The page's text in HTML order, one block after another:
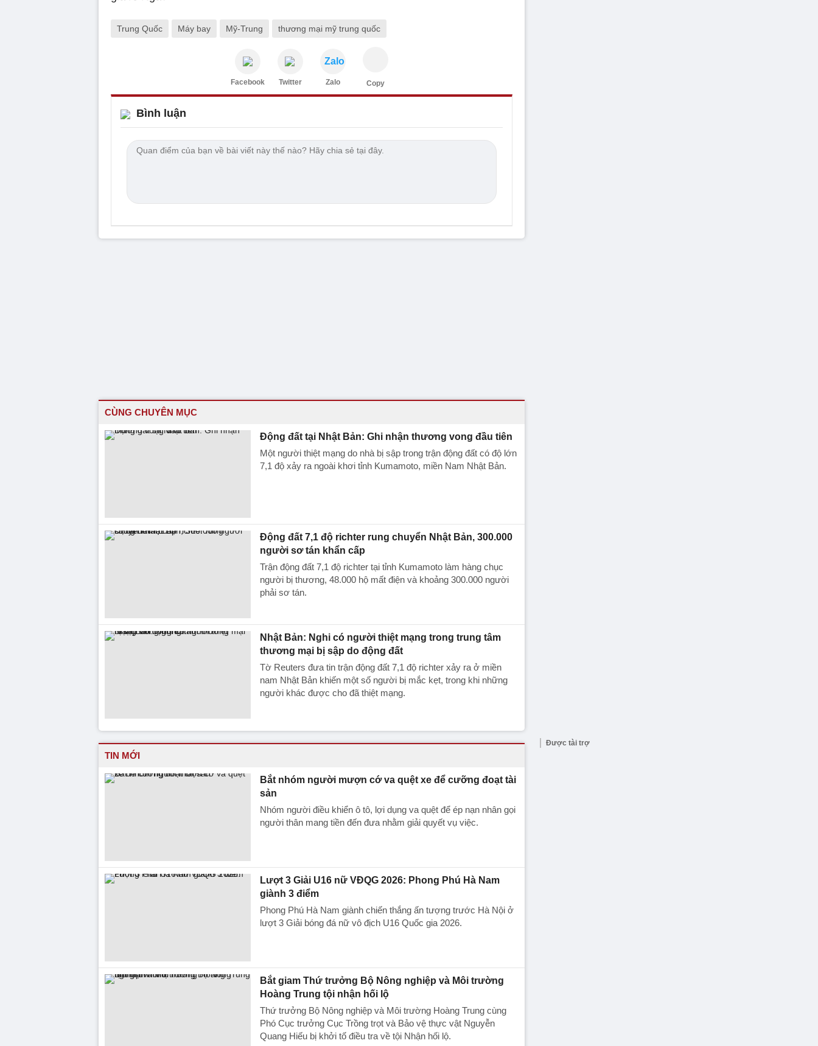
Trung Quốc Máy bay Mỹ-Trung thương mại mỹ trung quốc
Facebook Twitter
Zalo
Zalo Copy
Bình luận
CÙNG CHUYÊN MỤC
Động đất tại Nhật Bản: Ghi nhận thương vong đầu tiên
Một người thiệt mạng do nhà bị sập trong trận động đất có độ lớn
7,1 độ xảy ra ngoài khơi tỉnh Kumamoto, miền Nam Nhật Bản.
Động đất 7,1 độ richter rung chuyển Nhật Bản, 300.000
người sơ tán khẩn cấp
Trận động đất 7,1 độ richter tại tỉnh Kumamoto làm hàng chục
người bị thương, 48.000 hộ mất điện và khoảng 300.000 người
phải sơ tán.
Nhật Bản: Nghi có người thiệt mạng trong trung tâm
thương mại bị sập do động đất
Tờ Reuters đưa tin trận động đất 7,1 độ richter xảy ra ở miền
nam Nhật Bản khiến một số người bị mắc kẹt, trong khi những
người khác được cho đã thiệt mạng.
TIN MỚI
Bắt nhóm người mượn cớ va quệt xe để cưỡng đoạt tài
sản
Nhóm người điều khiển ô tô, lợi dụng va quệt để ép nạn nhân gọi
người thân mang tiền đến đưa nhằm giải quyết vụ việc.
Lượt 3 Giải U16 nữ VĐQG 2026: Phong Phú Hà Nam
giành 3 điểm
Phong Phú Hà Nam giành chiến thắng ấn tượng trước Hà Nội ở
lượt 3 Giải bóng đá nữ vô địch U16 Quốc gia 2026.
Bắt giam Thứ trưởng Bộ Nông nghiệp và Môi trường
Hoàng Trung tội nhận hối lộ
Thứ trưởng Bộ Nông nghiệp và Môi trường Hoàng Trung cùng
Phó Cục trưởng Cục Trồng trọt và Bảo vệ thực vật Nguyễn
Quang Hiếu bị khởi tố điều tra về tội Nhận hối lộ.
Được tài trợ